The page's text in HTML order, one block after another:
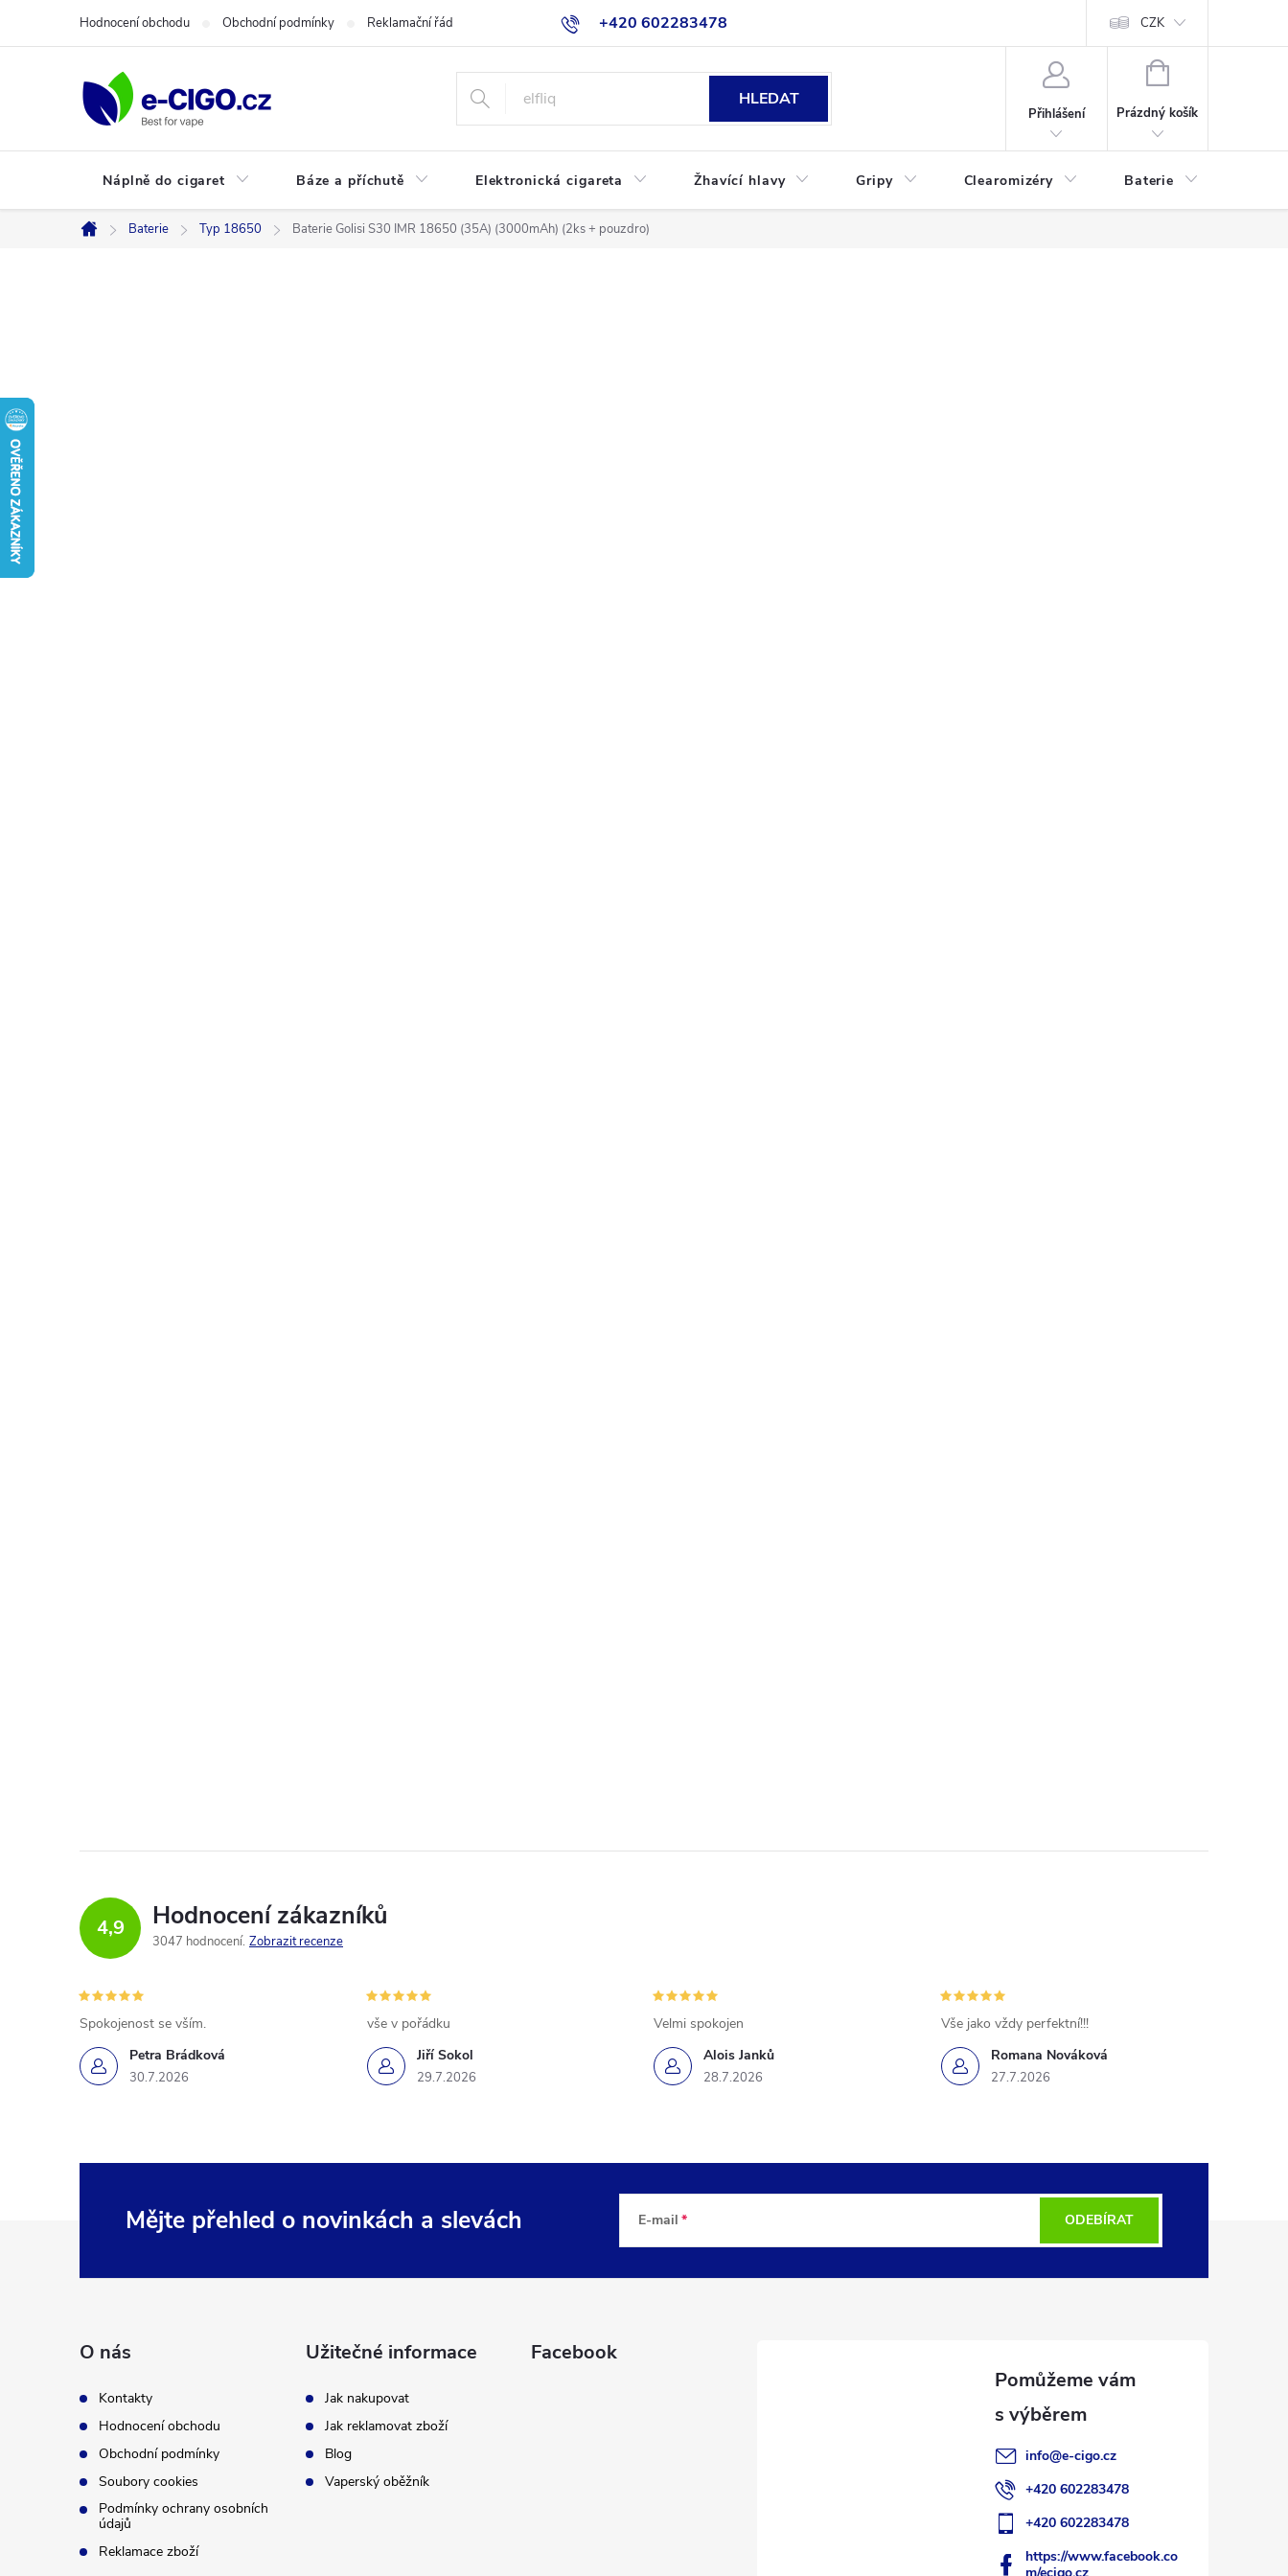
+420 602283478
Hodnocení obchodu Obchodní podmínky Reklamační řád Jak nakupovat CZK
HLEDAT
Přihlášení
NÁKUPNÍ
Prázdný košík
Náplně do cigaret Báze a příchutě Elektronická cigareta Žhavící hlavy Gripy Clearomizéry Baterie
Domů
Baterie Typ 18650 Baterie Golisi S30 IMR 18650 (35A) (3000mAh) (2ks + pouzdro)
4,9 Hodnocení zákazníků
3047 hodnocení Zobrazit recenze
Petra Brádková
30.7.2026
Spokojenost se vším.
Jiří Sokol
29.7.2026
vše v pořádku
Alois Janků
28.7.2026
Velmi spokojen
Romana Nováková
27.7.2026
Vše jako vždy perfektní!!!
Mějte přehled o novinkách a slevách E-mail ODEBÍRAT
O nás
Kontakty
Hodnocení obchodu
Obchodní podmínky
Soubory cookies
Podmínky ochrany osobních
údajů
Reklamace zboží
Užitečné informace
Jak nakupovat
Jak reklamovat zboží
Blog
Vaperský oběžník
Facebook
info@e-cigo.cz
+420 602283478
+420 602283478
https://www.facebook.co